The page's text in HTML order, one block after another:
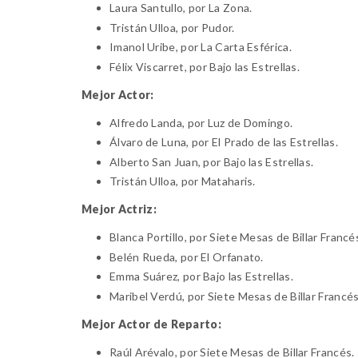
Laura Santullo, por La Zona.
Tristán Ulloa, por Pudor.
Imanol Uribe, por La Carta Esférica.
Félix Viscarret, por Bajo las Estrellas.
Mejor Actor:
Alfredo Landa, por Luz de Domingo.
Álvaro de Luna, por El Prado de las Estrellas.
Alberto San Juan, por Bajo las Estrellas.
Tristán Ulloa, por Mataharis.
Mejor Actriz:
Blanca Portillo, por Siete Mesas de Billar
Belén Rueda, por El Orfanato.
Emma Suárez, por Bajo las Estrellas.
Maribel Verdú, por Siete Mesas de Billar
Mejor Actor de Reparto:
Raúl Arévalo, por Siete Mesas de Billar Francés.